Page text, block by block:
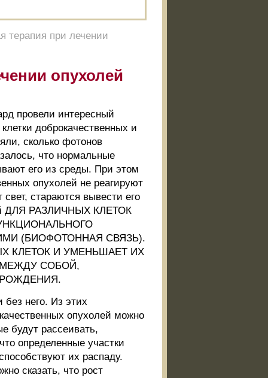
терапия при лечении
опухолей
провели интересный
доброкачественных и
сколько фотонов
что нормальные
его из среды. При этом
опухолей не реагируют
свет, стараются вывести его
ДЛЯ РАЗЛИЧНЫХ КЛЕТОК
(БИОФОТОННАЯ СВЯЗЬ).
КЛЕТОК И УМЕНЬШАЕТ ИХ
СОБОЙ,
без него. Из этих
опухолей можно
будут рассеивать,
определенные участки
их распаду.
сказать, что рост